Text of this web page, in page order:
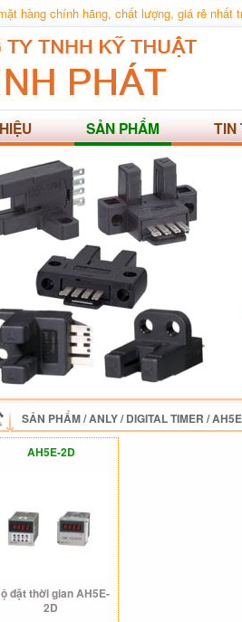
hàng chính hãng, chất lượng, giá rẻ nhất
SẢN PHẨM TIN
SẢN PHẨM/ANLY/DIGITAL TIMER /
AH5E-2D
đặt thời gian AH5E-
2D